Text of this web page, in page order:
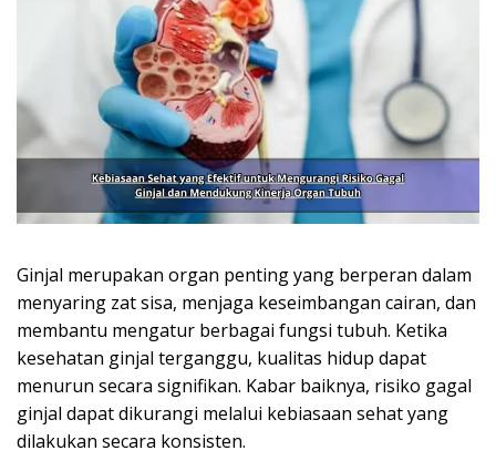
Ginjal merupakan organ penting yang berperan dalam
menyaring zat sisa, menjaga keseimbangan cairan, dan
membantu mengatur berbagai fungsi tubuh. Ketika
kesehatan ginjal terganggu, kualitas hidup dapat
menurun secara signifikan. Kabar baiknya, risiko gagal
ginjal dapat dikurangi melalui kebiasaan sehat yang
dilakukan secara konsisten.